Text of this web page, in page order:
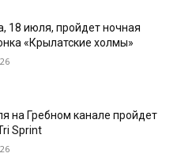
18 июля, пройдет ночная
«Крылатские холмы»
на Гребном канале пройдет
Sprint